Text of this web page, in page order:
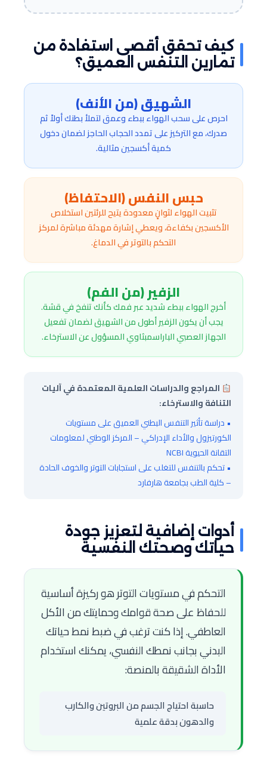
كيف تحقق أقصى استفادة من
تمارين التنفس العميق؟
الشهيق (من الأنف)
احرص على سحب الهواء ببطء وعمق لتملأ بطنك أولاً ثم
صدرك، مع التركيز على تمدد الحجاب الحاجز لضمان دخول
كمية أكسجين مثالية.
حبس النفس (الاحتفاظ)
تثبيت الهواء لثوانٍ معدودة يتيح للرئتين استخلاص
الأكسجين بكفاءة، ويعطي إشارة مهدئة مباشرة لمركز
التحكم بالتوتر في الدماغ.
الزفير (من الفم)
أخرج الهواء ببطء شديد عبر فمك كأنك تنفخ في قشة.
يجب أن يكون الزفير أطول من الشهيق لضمان تفعيل
الجهاز العصبي الباراسمبثاوي المسؤول عن الاسترخاء.
المراجع والدراسات العلمية المعتمدة في آليات
التنافة والاسترخاء:
• دراسة تأثير التنفس البطني العميق على مستويات
الكورتيزول والأداء الإدراكي – المركز الوطني لمعلومات
التقانة الحيوية NCBI
• تحكم بالتنفس للتغلب على استجابات التوتر والخوف الحادة
– كلية الطب بجامعة هارفارد
أدوات إضافية لتعزيز جودة
حياتك وصحتك النفسية
التحكم في مستويات التوتر هو ركيزة أساسية
للحفاظ على صحة قوامك وحمايتك من الأكل
العاطفي. إذا كنت ترغب في ضبط نمط حياتك
البدني بجانب نمطك النفسي، يمكنك استخدام
الأداة الشقيقة بالمنصة:
حاسبة احتياج الجسم من البروتين والكارب
والدهون بدقة علمية